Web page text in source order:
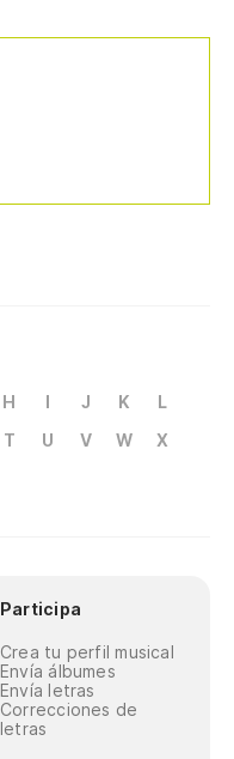
H I J K
L
T U V W
X
Participa
Crea tu perfil musical
Envía álbumes
Envía letras
Correcciones de
letras